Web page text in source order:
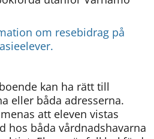
om resebidrag på
kan ha rätt till
eller båda adresserna.
att eleven vistas
hos båda vårdnadshavarna